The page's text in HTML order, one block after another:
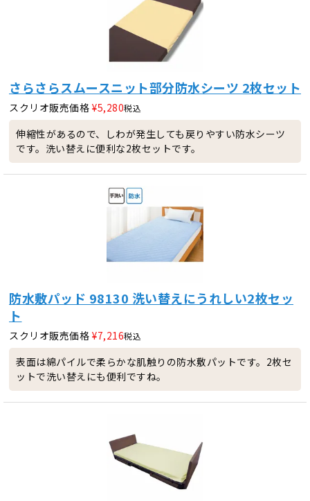
さらさらスムースニット部分防水シーツ 2枚セット
スクリオ販売価格 ¥5,280税込
伸縮性があるので、しわが発生しても戻りやすい防水シーツ
です。洗い替えに便利な2枚セットです。
防水敷パッド 98130 洗い替えにうれしい2枚セッ
ト
スクリオ販売価格 ¥7,216税込
表面は綿パイルで柔らかな肌触りの防水敷パットです。2枚セ
ットで洗い替えにも便利ですね。